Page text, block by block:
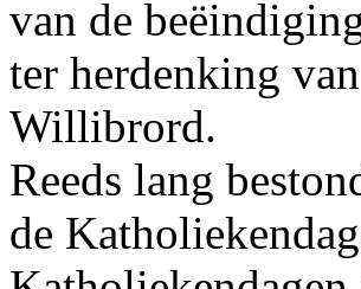
van de
ter herdenking
Willibrord.
Reeds lang
de